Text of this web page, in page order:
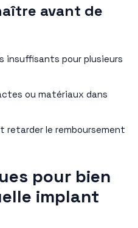
avant de
insuffisants pour plusieurs
ou matériaux dans
retarder le remboursement
pour bien
implant